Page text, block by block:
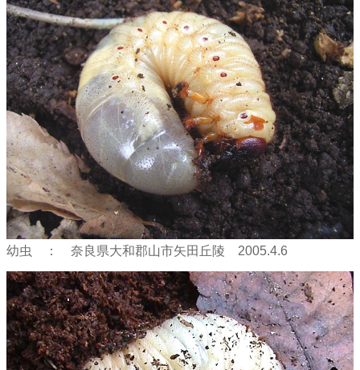
幼虫 ： 奈良県大和郡山市矢田丘陵 2005.4.6